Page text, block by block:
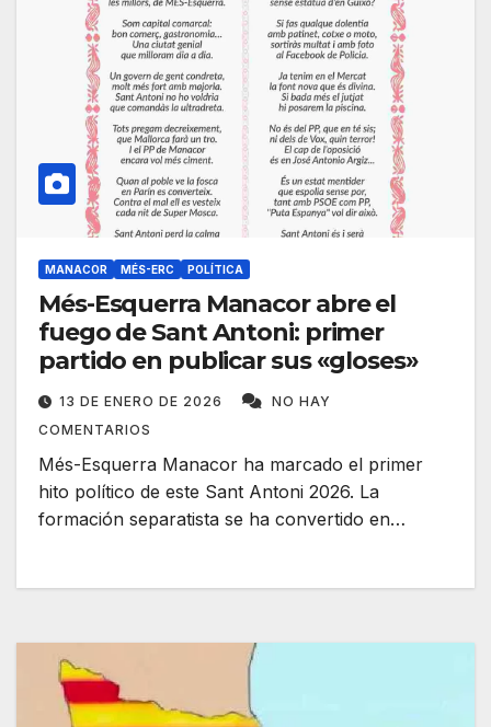
MANACOR MÉS-ERC POLÍTICA
Més-Esquerra Manacor abre el
fuego de Sant Antoni: primer
partido en publicar sus «gloses»
13 DE ENERO DE 2026
NO HAY
COMENTARIOS
Més-Esquerra Manacor ha marcado el primer
hito político de este Sant Antoni 2026. La
formación separatista se ha convertido en…